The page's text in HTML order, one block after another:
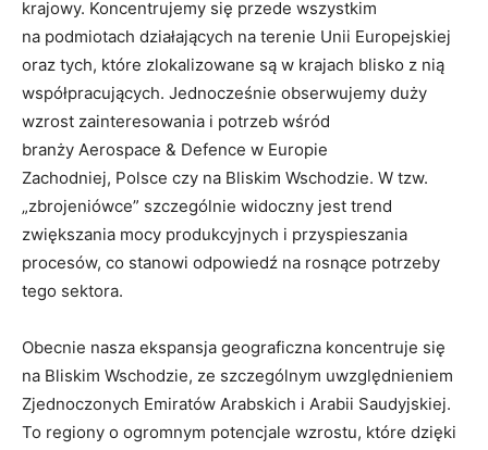
krajowy. Koncentrujemy się przede wszystkim
na podmiotach działających na terenie Unii Europejskiej
oraz tych, które zlokalizowane są w krajach blisko z nią
współpracujących. Jednocześnie obserwujemy duży
wzrost zainteresowania i potrzeb wśród
branży Aerospace & Defence w Europie
Zachodniej, Polsce czy na Bliskim Wschodzie. W tzw.
„zbrojeniówce” szczególnie widoczny jest trend
zwiększania mocy produkcyjnych i przyspieszania
procesów, co stanowi odpowiedź na rosnące potrzeby
tego sektora.
Obecnie nasza ekspansja geograficzna koncentruje się
na Bliskim Wschodzie, ze szczególnym uwzględnieniem
Zjednoczonych Emiratów Arabskich i Arabii Saudyjskiej.
To regiony o ogromnym potencjale wzrostu, które dzięki